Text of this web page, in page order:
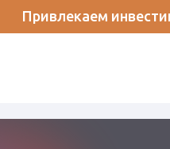
Привлекаем